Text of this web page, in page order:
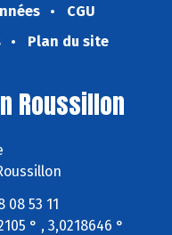
CGU
Plan du site
Roussillon
08 53 11
° , 3,0218646 °